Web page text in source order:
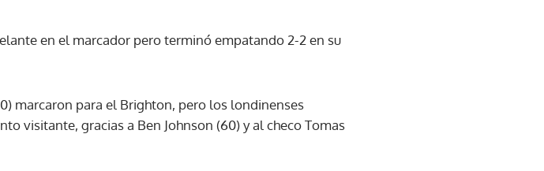
en el marcador pero terminó empatando 2-2 en su
marcaron para el Brighton, pero los londinenses
visitante, gracias a Ben Johnson (60) y al checo Tomas